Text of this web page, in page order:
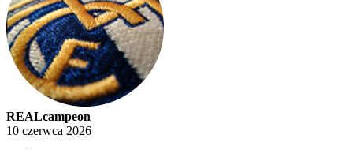
REALcampeon
10 czerwca 2026